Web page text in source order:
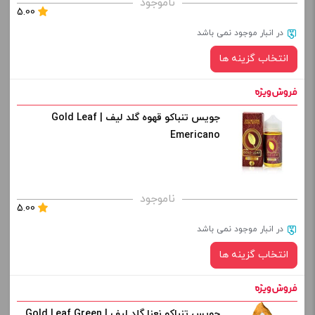
+
کپی
5.00
در انبار موجود نمی باشد
انتخاب گزینه ها
نیکوتین:
برای فعال شدن سبد خرید و نمایش قیمت ، گزینه های محصول را
+
جویس تنباکو قهوه گلد لیف | Gold Leaf
Emericano
ناموجود
5.00
در انبار موجود نمی باشد
انتخاب گزینه ها